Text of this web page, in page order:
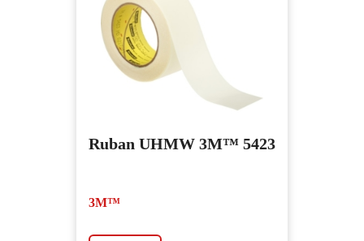
Ruban UHMW 3M™ 5423
3M™